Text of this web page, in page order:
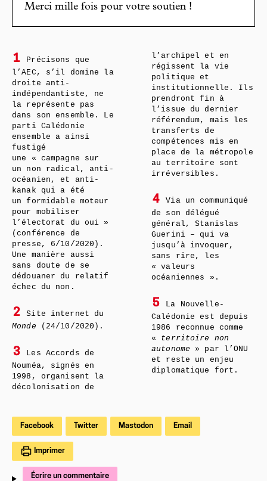
Merci mille fois pour votre soutien !
1
Précisons que
l’AEC, s’il domine la
droite anti-
indépendantiste, ne
la représente pas
dans son ensemble. Le
parti Calédonie
ensemble a ainsi
fustigé
une « campagne sur
un non radical, anti-
océanien, et anti-
kanak qui a été
un formidable moteur
pour mobiliser
l’électorat du oui »
(conférence de
presse, 6/10/2020).
Une manière aussi
sans doute de se
dédouaner du relatif
échec du non.
2
Site internet du
Monde (24/10/2020).
3
Les Accords de
Nouméa, signés en
1998, organisent la
décolonisation de
l’archipel et en
régissent la vie
politique et
institutionnelle. Ils
prendront fin à
l’issue du dernier
référendum, mais les
transferts de
compétences mis en
place de la métropole
au territoire sont
irréversibles.
4
Via un communiqué
de son délégué
général, Stanislas
Guerini – qui va
jusqu’à invoquer,
sans rire, les
« valeurs
océaniennes ».
5
La Nouvelle-
Calédonie est depuis
1986 reconnue comme
« territoire non
autonome »
par l’ONU
et reste un enjeu
diplomatique fort.
Facebook Twitter Mastodon Email
Imprimer
Écrire un commentaire